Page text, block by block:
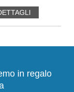
in regalo